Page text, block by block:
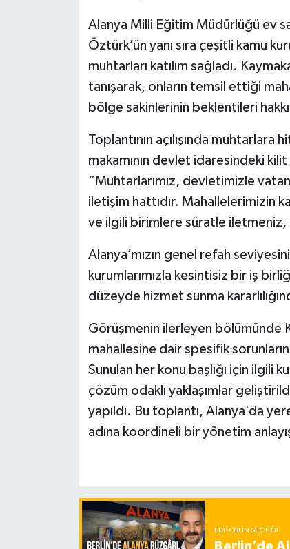
Alanya Milli Eğitim Müdürlüğü ev
Öztürk’ün yanı sıra çeşitli kamu
muhtarları katılım sağladı.
tanışarak, onların temsil ettiği
bölge sakinlerinin beklentileri
Toplantının açılışında
makamının devlet idaresindeki
“Muhtarlarımız, devletimizle
iletişim hattıdır. Mahallelerimizin
ve ilgili birimlere süratle
Alanya’mızın genel refah
kurumlarımızla kesintisiz bir iş
düzeyde hizmet sunma
Görüşmenin ilerleyen bölümünde
mahallesine dair spesifik
Sunulan her konu başlığı için ilgili
çözüm odaklı yaklaşımlar
yapıldı. Bu toplantı, Alanya’da
adına koordineli bir yönetim
EDITÖRÜN SEÇTIĞI
Berlin’de